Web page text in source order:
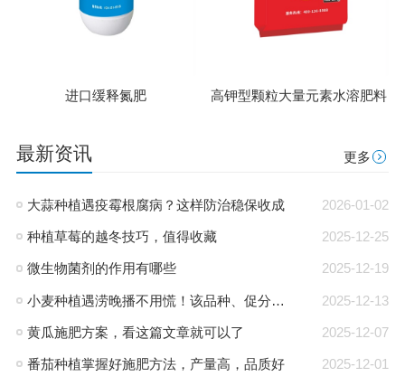
进口缓释氮肥 高钾型颗粒大量元素水溶肥料
最新资讯 更多
2026-01-02
大蒜种植遇疫霉根腐病？这样防治稳保收成
2025-12-25
种植草莓的越冬技巧，值得收藏
2025-12-19
微生物菌剂的作用有哪些
2025-12-13
小麦种植遇涝晚播不用慌！该品种、促分蘖、保丰收
2025-12-07
黄瓜施肥方案，看这篇文章就可以了
2025-12-01
番茄种植掌握好施肥方法，产量高，品质好